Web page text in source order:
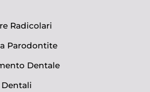
Radicolari
Parodontite
Dentale